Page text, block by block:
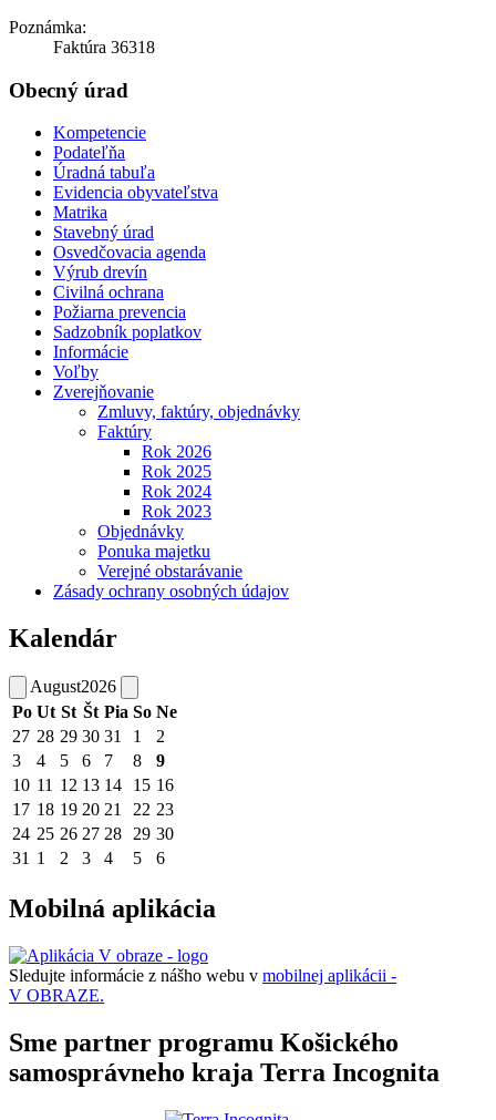
Poznámka:
Faktúra 36318
Obecný úrad
Kompetencie
Podateľňa
Úradná tabuľa
Evidencia obyvateľstva
Matrika
Stavebný úrad
Osvedčovacia agenda
Výrub drevín
Civilná ochrana
Požiarna prevencia
Sadzobník poplatkov
Informácie
Voľby
Zverejňovanie
Zmluvy, faktúry, objednávky
Faktúry
Rok 2026
Rok 2025
Rok 2024
Rok 2023
Objednávky
Ponuka majetku
Verejné obstarávanie
Zásady ochrany osobných údajov
Kalendár
August2026
Po Ut St Št Pia So Ne
27 28 29 30 31 1
2
3
4 5 6 7 8
9
10 11 12 13 14 15 16
17 18 19 20 21 22 23
24 25 26 27 28 29 30
31 1 2 3 4 5 6
Mobilná aplikácia
Sledujte informácie z nášho webu v mobilnej aplikácii -
V OBRAZE.
Sme partner programu Košického
samosprávneho kraja Terra Incognita